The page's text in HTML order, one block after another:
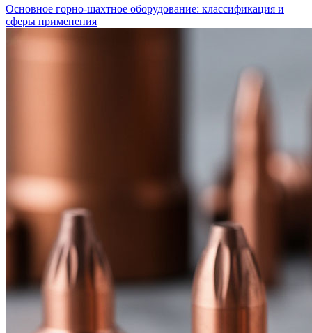
Основное горно-шахтное оборудование: классификация и
сферы применения